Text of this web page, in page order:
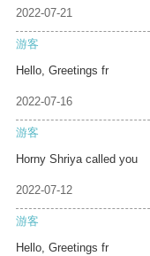
2022-07-21
游客
Hello, Greetings fr
2022-07-16
游客
Horny Shriya called you
2022-07-12
游客
Hello, Greetings fr